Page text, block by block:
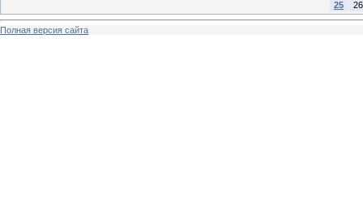
25 26
Полная версия сайта